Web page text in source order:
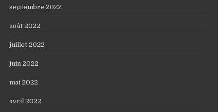
septembre 2022
août 2022
juillet 2022
juin 2022
mai 2022
avril 2022